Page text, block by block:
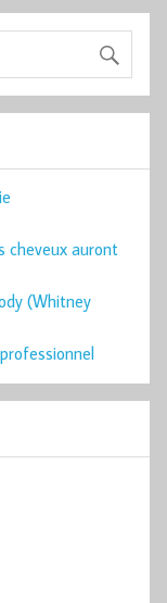
cheveux auront
(Whitney